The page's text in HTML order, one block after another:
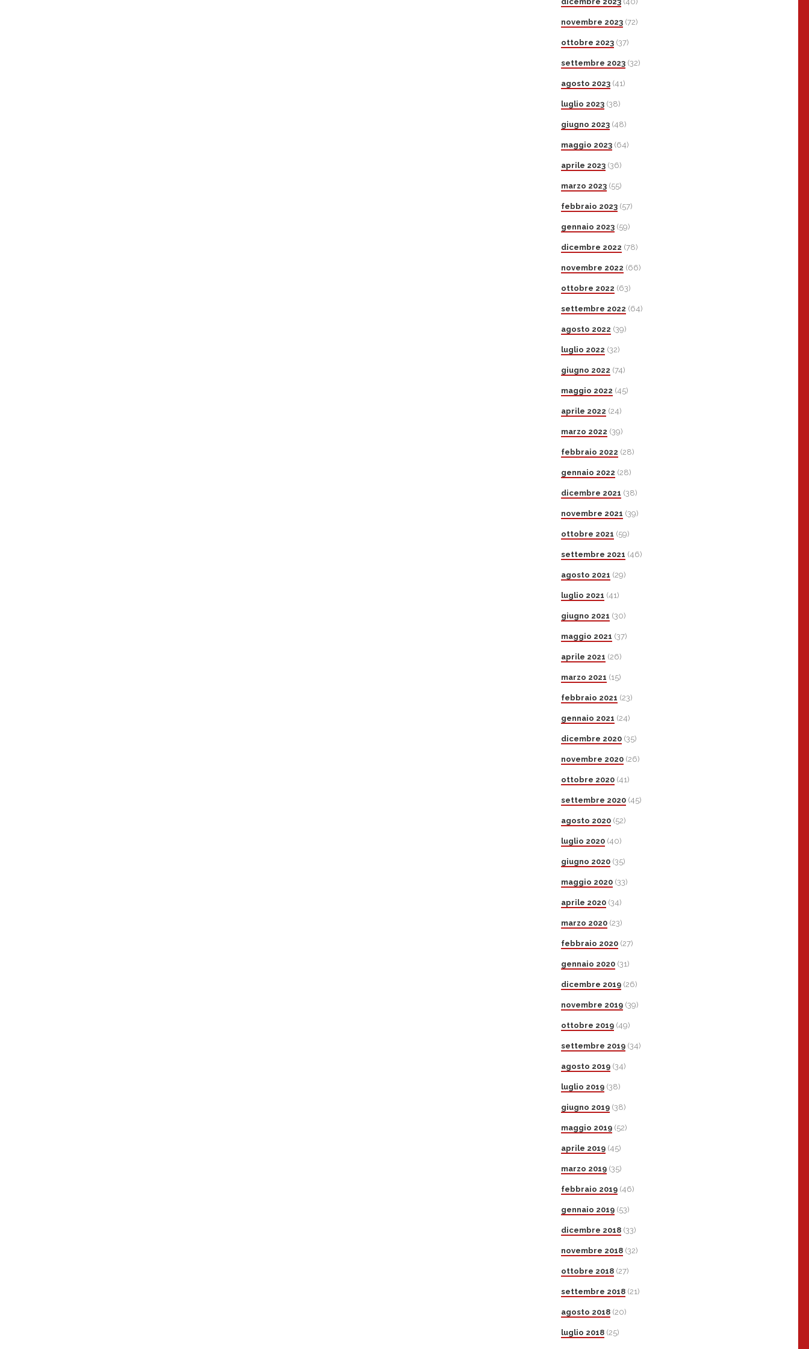
novembre 2023(72)
ottobre 2023(37)
settembre 2023(32)
agosto 2023(41)
luglio 2023(38)
giugno 2023(48)
maggio 2023(64)
aprile 2023(36)
marzo 2023(55)
febbraio 2023(57)
gennaio 2023(59)
dicembre 2022 (78)
novembre 2022 (66)
ottobre 2022 (63)
settembre 2022 (64)
agosto 2022 (39)
luglio 2022 (32)
giugno 2022 (74)
maggio 2022 (45)
aprile 2022 (24)
marzo 2022 (39)
febbraio 2022 (28)
gennaio 2022 (28)
dicembre 2021 (38)
novembre 2021 (39)
ottobre 2021 (59)
settembre 2021 (46)
agosto 2021 (29)
luglio 2021 (41)
giugno 2021 (30)
maggio 2021 (37)
aprile 2021 (26)
marzo 2021 (15)
febbraio 2021 (23)
gennaio 2021 (24)
dicembre 2020(35)
novembre 2020(26)
ottobre 2020(41)
settembre 2020(45)
agosto 2020(52)
luglio 2020(40)
giugno 2020(35)
maggio 2020(33)
aprile 2020(34)
marzo 2020(23)
febbraio 2020(27)
gennaio 2020(31)
dicembre 2019(26)
novembre 2019(39)
ottobre 2019(49)
settembre 2019(34)
agosto 2019(34)
luglio 2019(38)
giugno 2019(38)
maggio 2019(52)
aprile 2019(45)
marzo 2019(35)
febbraio 2019(46)
gennaio 2019(53)
dicembre 2018(33)
novembre 2018(32)
ottobre 2018(27)
settembre 2018(21)
agosto 2018(20)
luglio 2018(25)